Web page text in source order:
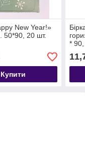
New Year!»
50*90, 20 шт.
Купити
*